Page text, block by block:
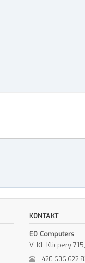
KONTAKT
EO Computers
V. Kl. Klicpery
+420 606 622